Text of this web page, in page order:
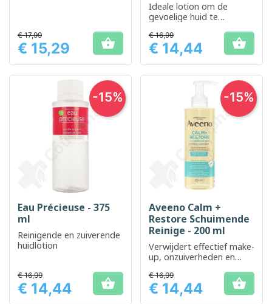
Prijs
€ 17,99
€ 15,29 
Ideale lotion om de
gevoelige huid te
verstevigen
Prijs
€ 16,99
€ 14,44 
Eau Précieuse - 375
ml
Reinigende en zuiverende
huidlotion
Prijs
€ 16,99
€ 14,44 
-15%
Aveeno Calm +
Restore Schuimende
Reinige - 200 ml
Verwijdert effectief make-
up, onzuiverheden en
Prijs
€ 16,99
€ 14,44 
-15%